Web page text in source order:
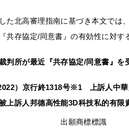
した北高審理指南に基づき本文では
共存協定/同意書』の有効性に対す
判所が最近『共存協定/同意書』を
）京行終1318号※1 上訴人中華
訴人邦德高性能3D科技私的有限
出願商標標識